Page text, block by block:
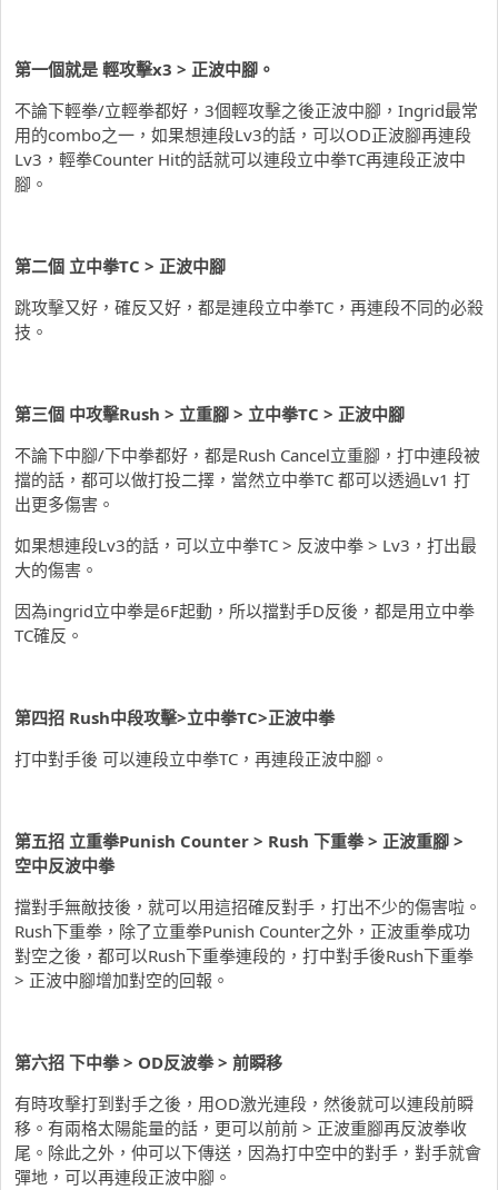
第一個就是 輕攻擊x3 > 正波中腳。
不論下輕拳/立輕拳都好，3個輕攻擊之後正波中腳，Ingrid最常
用的combo之一，如果想連段Lv3的話，可以OD正波腳再連段
Lv3，輕拳Counter Hit的話就可以連段立中拳TC再連段正波中
腳。
第二個 立中拳TC > 正波中腳
跳攻擊又好，確反又好，都是連段立中拳TC，再連段不同的必殺
技。
第三個 中攻擊Rush > 立重腳 > 立中拳TC > 正波中腳
不論下中腳/下中拳都好，都是Rush Cancel立重腳，打中連段被
擋的話，都可以做打投二擇，當然立中拳TC 都可以透過Lv1 打
出更多傷害。
如果想連段Lv3的話，可以立中拳TC > 反波中拳 > Lv3，打出最
大的傷害。
因為ingrid立中拳是6F起動，所以擋對手D反後，都是用立中拳
TC確反。
第四招 Rush中段攻擊>立中拳TC>正波中拳
打中對手後 可以連段立中拳TC，再連段正波中腳。
第五招 立重拳Punish Counter > Rush 下重拳 > 正波重腳 >
空中反波中拳
擋對手無敵技後，就可以用這招確反對手，打出不少的傷害啦。
Rush下重拳，除了立重拳Punish Counter之外，正波重拳成功
對空之後，都可以Rush下重拳連段的，打中對手後Rush下重拳
> 正波中腳增加對空的回報。
第六招 下中拳 > OD反波拳 > 前瞬移
有時攻擊打到對手之後，用OD激光連段，然後就可以連段前瞬
移。有兩格太陽能量的話，更可以前前 > 正波重腳再反波拳收
尾。除此之外，仲可以下傳送，因為打中空中的對手，對手就會
彈地，可以再連段正波中腳。